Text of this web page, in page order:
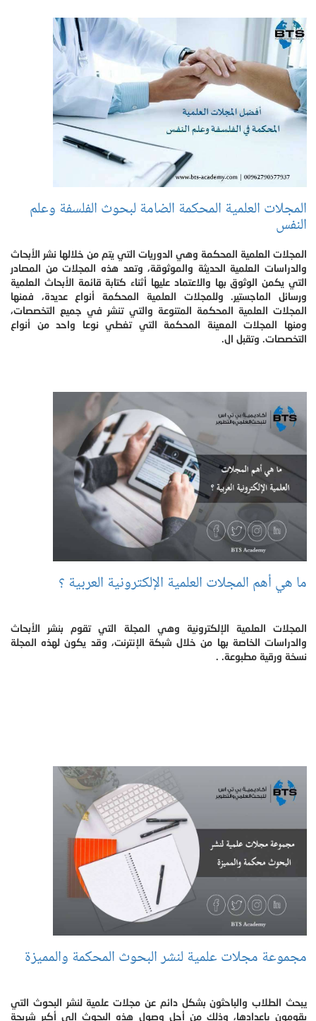
المجلات العلمية المحكمة الضامة لبحوث الفلسفة وعلم
النفس
المجلات العلمية المحكمة وهي الدوريات التي يتم من خلالها نشر الأبحاث
والدراسات العلمية الحديثة والموثوقة، وتعد هذه المجلات من المصادر
التي يكمن الوثوق بها والاعتماد عليها أثناء كتابة قائمة الأبحاث العلمية
ورسائل الماجستير. وللمجلات العلمية المحكمة أنواع عديدة، فمنها
المجلات العلمية المحكمة المتنوعة والتي تنشر في جميع التخصصات،
ومنها المجلات المعينة المحكمة التي تغطي نوعا واحد من أنواع
التخصصات. وتقبل ال.
ما هي أهم المجلات العلمية الإلكترونية العربية ؟
المجلات العلمية الإلكترونية وهي المجلة التي تقوم بنشر الأبحاث
والدراسات الخاصة بها من خلال شبكة الإنترنت، وقد يكون لهذه المجلة
نسخة ورقية مطبوعة. .
مجموعة مجلات علمية لنشر البحوث المحكمة والمميزة
يبحث الطلاب والباحثون بشكل دائم عن مجلات علمية لنشر البحوث التي
يقومون بإعدادها، وذلك من أجل وصول هذه البحوث إلى أكبر شريحة